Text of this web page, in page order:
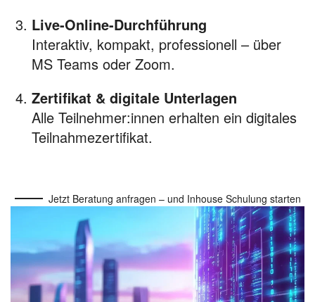
Live-Online-Durchführung
Interaktiv, kompakt, professionell – über
MS Teams oder Zoom.
Zertifikat & digitale Unterlagen
Alle Teilnehmer:innen erhalten ein digitales
Teilnahmezertifikat.
Jetzt Beratung anfragen – und Inhouse Schulung starten